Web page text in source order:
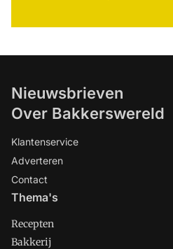
Nieuwsbrieven
Over Bakkerswereld
Klantenservice
Adverteren
Contact
Thema's
Recepten
Bakkerij